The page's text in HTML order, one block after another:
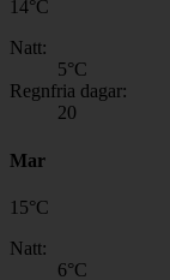
14°C
Natt:
5°C
Regnfria dagar:
20
Mar
15°C
Natt:
6°C